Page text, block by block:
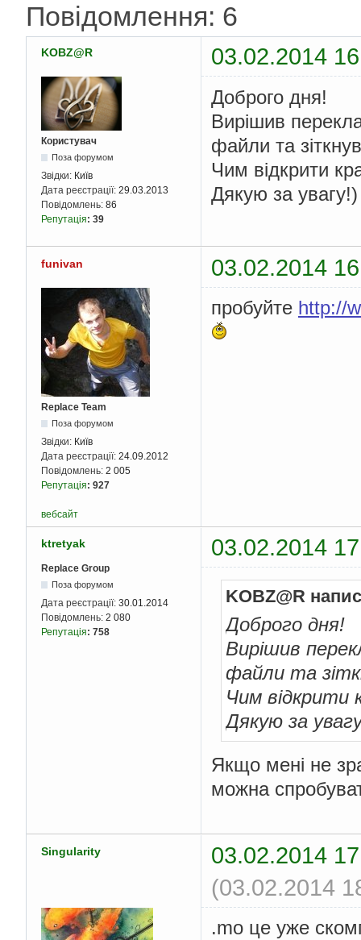
Повідомлення: 6
KOBZ@R 03.02.2014
Користувач
Поза форумом
Звідки: Київ
Дата реєстрації: 29.03.2013
Повідомлень: 86
Репутація: 39
Доброго дня!
Вирішив
файли та
Чим відкрити
Дякую за увагу!)
funivan 03.02.2014
Replace Team
Поза форумом
Звідки: Київ
Дата реєстрації: 24.09.2012
Повідомлень: 2 005
Репутація: 927
пробуйте http://
вебсайт
ktretyak 03.02.2014
Replace Group
Поза форумом
Дата реєстрації: 30.01.2014
Повідомлень: 2 080
Репутація: 758
KOBZ@R
Доброго дня!
Вирішив
файли та
Чим відкрити
Дякую за
Якщо мені не
можна
Singularity
03.02.2014
(03.02.2014
.mo це уже